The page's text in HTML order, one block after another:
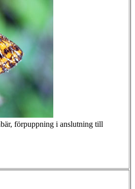
förpuppning i anslutning till